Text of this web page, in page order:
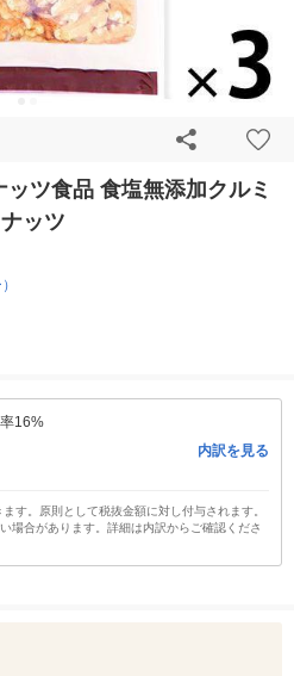
ッツ食品 食塩無添加クルミ
ッツ
16%
内訳を見る
す。原則として税抜金額に対し付与されます。
場合があります。詳細は内訳からご確認くださ